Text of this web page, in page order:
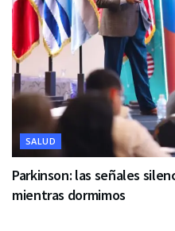
SALUD
Parkinson: las señales
mientras dormimos